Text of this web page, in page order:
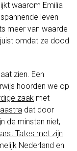
waarom Emilia
leven
meer van waarde
omdat ze dood
zien. Een
hoorden we op
zaak met
dat door
de minsten niet,
Tates met zijn
Nederland en